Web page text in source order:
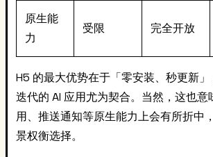
原生能
力
受限 完全开放
H5 的最大优势在于「零安装、秒更新
迭代的 AI 应用尤为契合。当然，这也意
用、推送通知等原生能力上会有所折中
景权衡选择。